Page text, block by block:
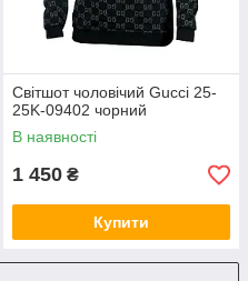
Світшот чоловічий Gucci 25-
25K-09402 чорний
В наявності
1 450 ₴
Купити